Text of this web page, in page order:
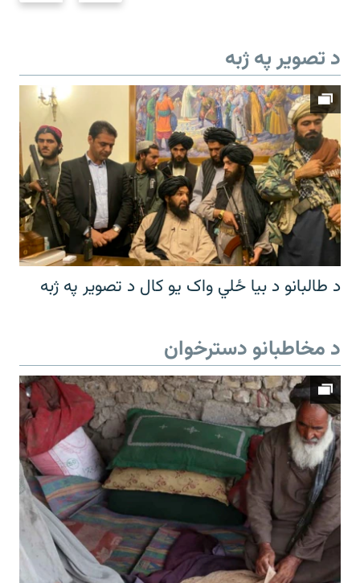
د تصویر په ژبه
د طالبانو د بیا ځلي واک یو کال د تصویر په ژبه
د مخاطبانو دسترخوان